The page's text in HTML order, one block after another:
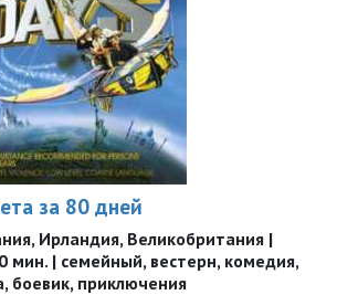
за 80 дней
Ирландия, Великобритания |
мин. | семейный, вестерн, комедия,
боевик, приключения